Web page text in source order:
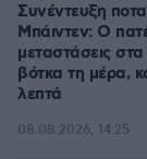
Συνέντευξη
Μπάιντεν: Ο
μεταστάσεις
βότκα τη μέρα,
λεπτά
08.08.2026, 14:25